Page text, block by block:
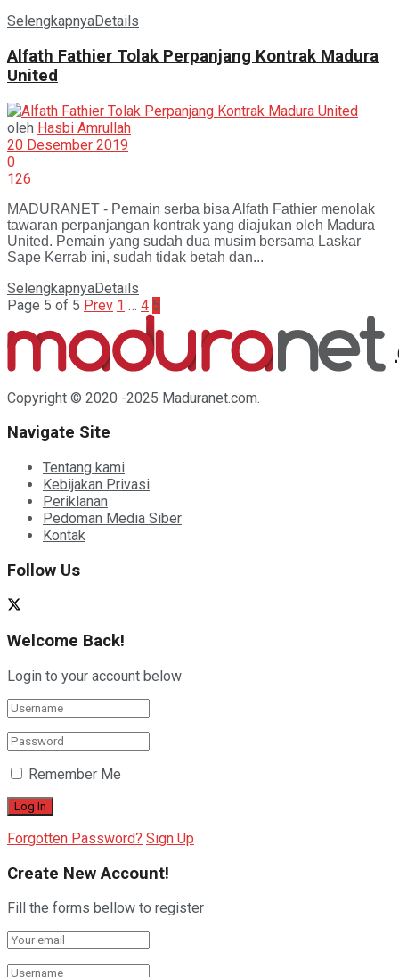
SelengkapnyaDetails
Alfath Fathier Tolak Perpanjang Kontrak Madura
United
oleh Hasbi Amrullah
20 Desember 2019
0
126
MADURANET - Pemain serba bisa Alfath Fathier menolak
tawaran perpanjangan kontrak yang diajukan oleh Madura
United. Pemain yang sudah dua musim bersama Laskar
Sape Kerrab ini, sudah tidak betah dan...
SelengkapnyaDetails
Page 5 of 5 Prev 1 … 4 5
Copyright © 2020 -2025 Maduranet.com.
Navigate Site
Tentang kami
Kebijakan Privasi
Periklanan
Pedoman Media Siber
Kontak
Follow Us
Welcome Back!
Login to your account below
Remember Me
Forgotten Password? Sign Up
Create New Account!
Fill the forms bellow to register